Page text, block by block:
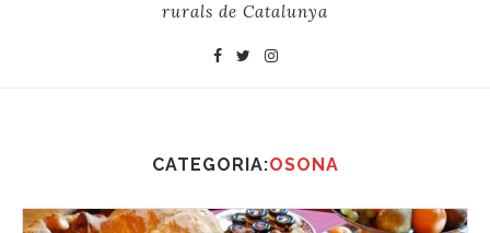
rurals de Catalunya
CATEGORIA:OSONA